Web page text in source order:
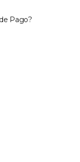
Pago?